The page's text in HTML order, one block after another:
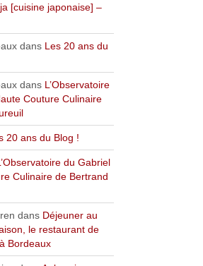
[cuisine japonaise] –
dans Les 20 ans du
dans L’Observatoire
Couture Culinaire
20 ans du Blog !
du Gabriel
Culinaire de Bertrand
dans Déjeuner au
le restaurant de
Bordeaux